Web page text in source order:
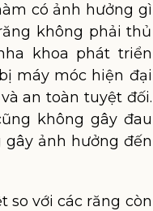
có ảnh hưởng gì
không phải thủ
khoa phát triển
máy móc hiện đại
an toàn tuyệt đối.
không gây đau
ảnh hưởng đến
so với các răng còn